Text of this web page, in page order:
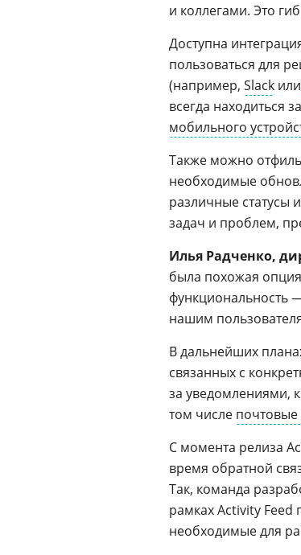
и коллегами. Это
Доступна
пользоваться для
(например, Slack или
всегда находиться
мобильного
Также можно
необходимые
различные статусы
задач и проблем,
Илья Радченко,
была похожая
функциональность
нашим
В дальнейших
связанных с
за уведомлениями,
том числе
С момента релиза
время обратной
Так, команда
рамках Activity Feed
необходимые для